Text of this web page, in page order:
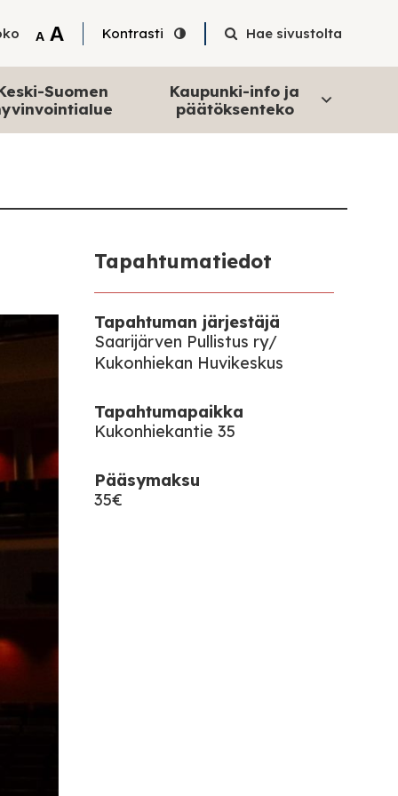
A Tekstin pienentäminen
A Tekstin suurentaminen
Kontrasti Hae sivustolta
Suomen
Kaupunki-info ja
päätöksenteko
Tapahtumatiedot
Tapahtuman järjestäjä
Saarijärven Pullistus ry/
Kukonhiekan Huvikeskus
Tapahtumapaikka
Kukonhiekantie 35
Pääsymaksu
35€